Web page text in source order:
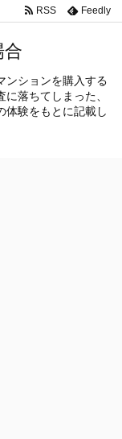
RSS Feedly
ンションを購入する
落ちてしまった、
体験をもとに記載し